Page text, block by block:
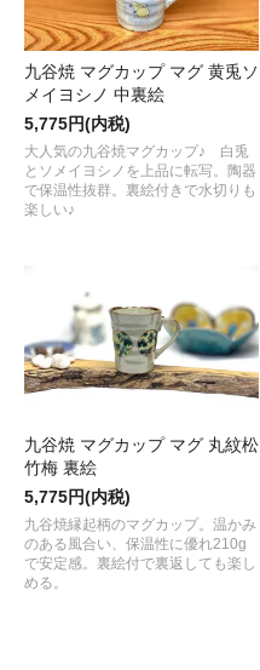
九谷焼 マグカップ マグ 黄兎ソ
メイヨシノ 中裏絵
5,775円(内税)
大人気の九谷焼マグカップ♪ 白兎
とソメイヨシノを上品に転写。陶器
で保温性抜群。裏絵付きで水切りも
楽しい♪
九谷焼 マグカップ マグ 丸紋松
竹梅 裏絵
5,775円(内税)
九谷焼縁起柄のマグカップ。温かみ
のある風合い、保温性に優れ210g
で安定感。裏絵付で裏返しても楽し
める。